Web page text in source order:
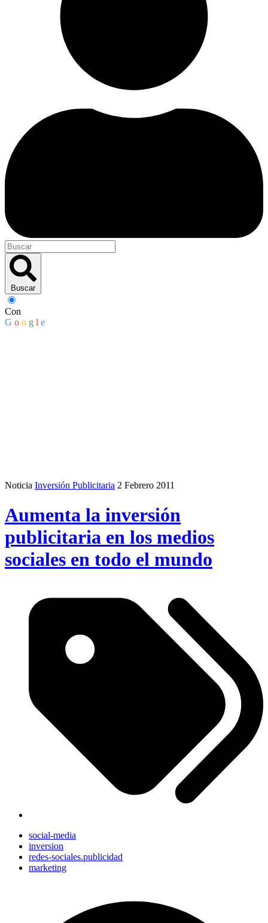
Buscar
Con
G o o g l e
Noticia Inversión Publicitaria 2 Febrero 2011
Aumenta la inversión
publicitaria en los medios
sociales en todo el mundo
social-media
inversion
redes-sociales.publicidad
marketing